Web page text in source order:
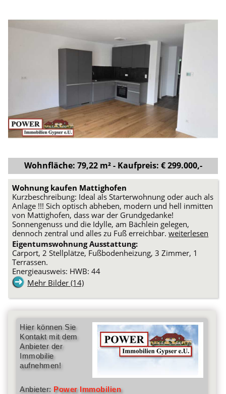
Wohnfläche: 79,22 m² - Kaufpreis: € 299.000,-
Wohnung kaufen Mattighofen
Kurzbeschreibung: Ideal als Starterwohnung oder auch als
Anlage !!! Sich optisch abheben, modern und hell inmitten
von Mattighofen, dass war der Grundgedanke!
Sonnengenuss und die Idylle, am Bächlein gelegen,
dennoch zentral und alles zu Fuß erreichbar.weiterlesen
Eigentumswohnung Ausstattung:
Carport, 2 Stellplätze, Fußbodenheizung, 3 Zimmer, 1
Terrassen.
Energieausweis: HWB: 44
Mehr Bilder (14)
Hier können Sie
Kontakt mit dem
Anbieter der
Immobilie
aufnehmen!
Anbieter: Power Immobilien